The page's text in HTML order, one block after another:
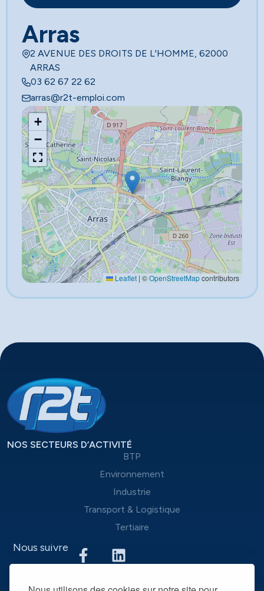
Arras
2 AVENUE DES DROITS DE L'HOMME, 62000
ARRAS
03 62 67 22 62
arras@r2t-emploi.com
+
−
Leaflet | ©OpenStreetMapcontributors
NOS SECTEURS D’ACTIVITÉ
BTP
Environnement
Industrie
Transport & Logistique
Tertiaire
Nous suivre